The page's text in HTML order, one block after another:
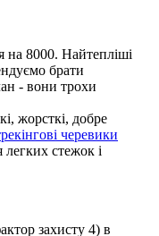
на 8000. Найтепліші
брати
- вони трохи
жорсткі, добре
черевики
легких стежок і
захисту 4) в